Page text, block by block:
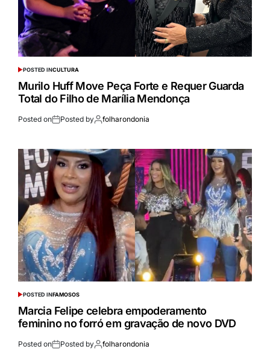
POSTED INCULTURA
Murilo Huff Move Peça Forte e Requer Guarda
Total do Filho de Marília Mendonça
Posted on Posted by folharondonia
POSTED INFAMOSOS
Marcia Felipe celebra empoderamento
feminino no forró em gravação de novo DVD
Posted on Posted by folharondonia